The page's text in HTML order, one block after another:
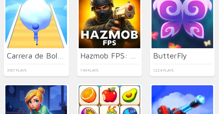
3167 PLAYS 749 PLAYS
ButterFly
1224 PLAYS